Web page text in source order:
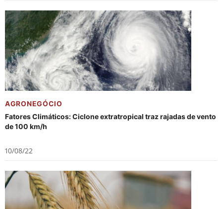
AGRONEGÓCIO
Fatores Climáticos: Ciclone extratropical traz rajadas de vento
de 100 km/h
10/08/22